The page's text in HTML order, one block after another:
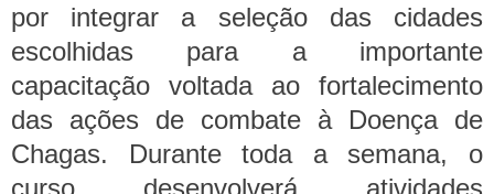
por integrar a seleção das cidades
escolhidas para a importante
capacitação voltada ao fortalecimento
das ações de combate à Doença de
Chagas. Durante toda a semana, o
curso desenvolverá atividades